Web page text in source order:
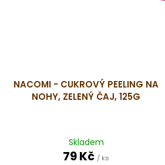
NACOMI - CUKROVÝ PEELING NA
NOHY, ZELENÝ ČAJ, 125G
Skladem
79 Kč / ks